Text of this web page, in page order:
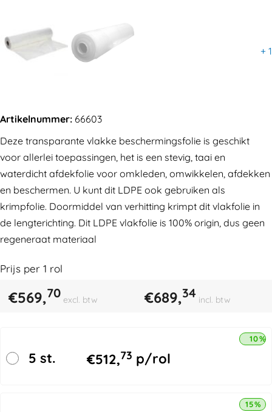
+ 1
Artikelnummer: 66603
Deze transparante vlakke beschermingsfolie is geschikt
voor allerlei toepassingen, het is een stevig, taai en
waterdicht afdekfolie voor omkleden, omwikkelen, afdekken
en beschermen. U kunt dit LDPE ook gebruiken als
krimpfolie. Doormiddel van verhitting krimpt dit vlakfolie in
de lengterichting. Dit LDPE vlakfolie is 100% origin, dus geen
regeneraat materiaal
Prijs per 1 rol
€569,70 excl. btw €689,34 incl. btw
5 st. €512,73 p/rol
10%
15%